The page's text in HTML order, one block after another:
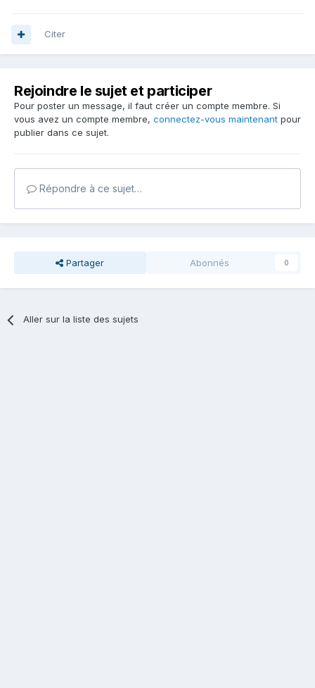
Citer
Rejoindre le sujet et participer
Pour poster un message, il faut créer un compte membre. Si
vous avez un compte membre, connectez-vous maintenant pour
publier dans ce sujet.
Répondre à ce sujet…
Partager Abonnés 0
Aller sur la liste des sujets